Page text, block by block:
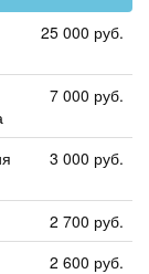
25 000 руб.
7 000 руб.
3 000 руб.
2 700 руб.
2 600 руб.